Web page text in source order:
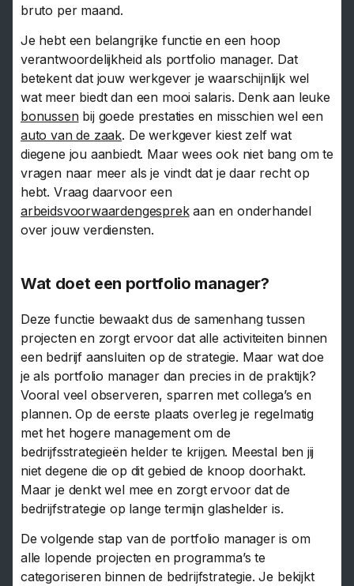
bruto per maand.
Je hebt een belangrijke functie en een hoop
verantwoordelijkheid als portfolio manager. Dat
betekent dat jouw werkgever je waarschijnlijk wel
wat meer biedt dan een mooi salaris. Denk aan leuke
bonussenbij goede prestaties en misschien wel een
auto van de zaak. De werkgever kiest zelf wat
diegene jou aanbiedt. Maar wees ook niet bang om te
vragen naar meer als je vindt dat je daar recht op
hebt. Vraag daarvoor een
arbeidsvoorwaardengesprekaan en onderhandel
over jouw verdiensten.
Wat doet een portfolio manager?
Deze functie bewaakt dus de samenhang tussen
projecten en zorgt ervoor dat alle activiteiten binnen
een bedrijf aansluiten op de strategie. Maar wat doe
je als portfolio manager dan precies in de praktijk?
Vooral veel observeren, sparren met collega’s en
plannen. Op de eerste plaats overleg je regelmatig
met het hogere management om de
bedrijfsstrategieën helder te krijgen. Meestal ben jij
niet degene die op dit gebied de knoop doorhakt.
Maar je denkt wel mee en zorgt ervoor dat de
bedrijfstrategie op lange termijn glashelder is.
De volgende stap van de portfolio manager is om
alle lopende projecten en programma’s te
categoriseren binnen de bedrijfstrategie. Je bekijkt